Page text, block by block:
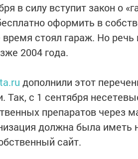
в силу вступит закон о
оформить в
стоял гараж. Но речь
2004 года.
дополнили этот
Так, с 1 сентября
препаратов через
должна была иметь
сайт.